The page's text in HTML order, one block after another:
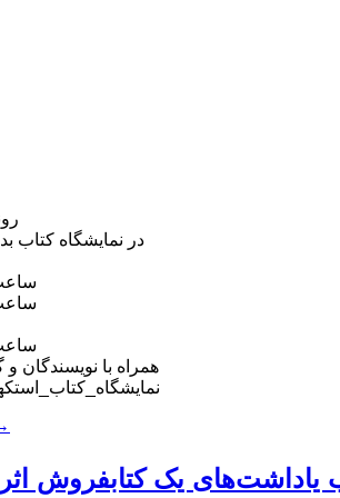
در نمایشگاه کتاب
ساعت ۱۲:۰۰ تا
ساعت ۱۲:۵۰ تا
ساعت ۱۳:۰۰ تا
همراه با نویسندگان
یاداشت‌های یک کتابفروش